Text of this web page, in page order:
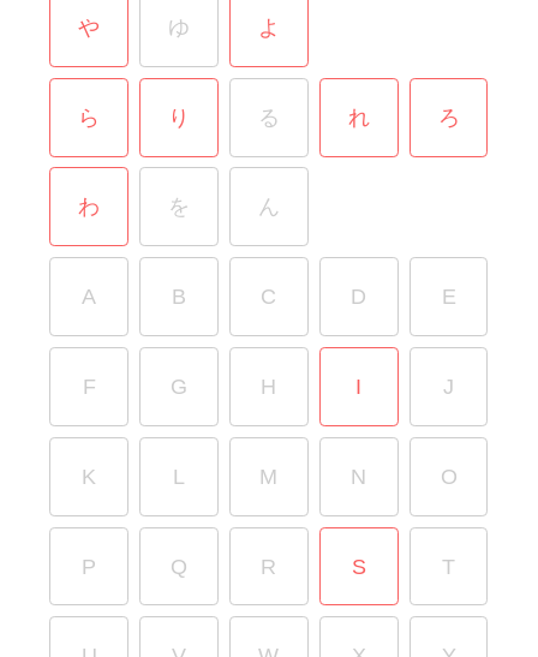
や ゆ よ
ら り る れ ろ
わ を ん
A B C D E
F G H I J
K L M N O
P Q R S T